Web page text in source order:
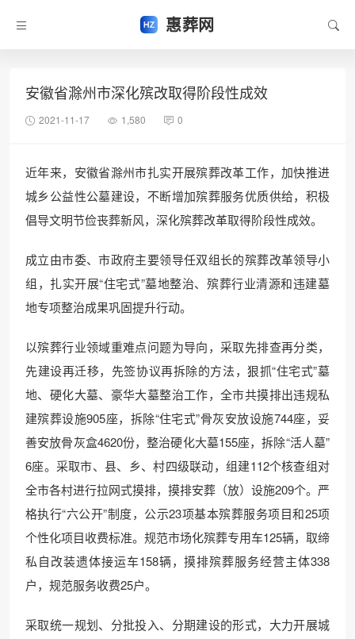
惠葬网
安徽省滁州市深化殡改取得阶段性成效
2021-11-17 1,580 0
近年来，安徽省滁州市扎实开展殡葬改革工作，加快推进
城乡公益性公墓建设，不断增加殡葬服务优质供给，积极
倡导文明节俭丧葬新风，深化殡葬改革取得阶段性成效。
成立由市委、市政府主要领导任双组长的殡葬改革领导小
组，扎实开展“住宅式”墓地整治、殡葬行业清源和违建墓
地专项整治成果巩固提升行动。
以殡葬行业领域重难点问题为导向，采取先排查再分类，
先建设再迁移，先签协议再拆除的方法，狠抓“住宅式”墓
地、硬化大墓、豪华大墓整治工作，全市共摸排出违规私
建殡葬设施905座，拆除“住宅式”骨灰安放设施744座，妥
善安放骨灰盒4620份，整治硬化大墓155座，拆除“活人墓”
6座。采取市、县、乡、村四级联动，组建112个核查组对
全市各村进行拉网式摸排，摸排安葬（放）设施209个。严
格执行“六公开”制度，公示23项基本殡葬服务项目和25项
个性化项目收费标准。规范市场化殡葬专用车125辆，取缔
私自改装遗体接运车158辆，摸排殡葬服务经营主体338
户，规范服务收费25户。
采取统一规划、分批投入、分期建设的形式，大力开展城